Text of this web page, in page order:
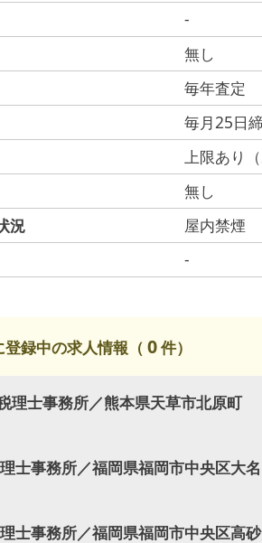
-
無し
毎年査定
毎月25日
上限あり
無し
況
屋内禁煙
-
録中の求人情報（ 0件）
士事務所／熊本県天草市北原町
事務所／福岡県福岡市中央区大名
事務所／福岡県福岡市中央区高砂